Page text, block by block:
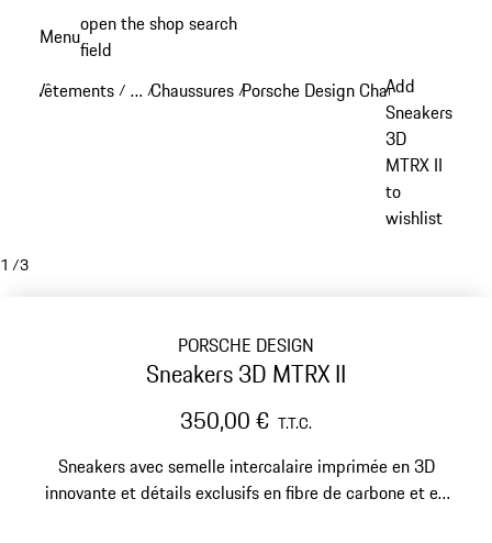
principal
Menuopen the shop search
field
Vêtements / …
Reveal collapsed breadcrumb items
/Chaussures /Porsche Design Chaussures
Add
Sneakers
3D
MTRX II
to
wishlist
1 /3
PORSCHE DESIGN
Sneakers 3D MTRX II
350,00 € T.T.C.
Sneakers avec semelle intercalaire imprimée en 3D
innovante et détails exclusifs en fibre de carbone et en